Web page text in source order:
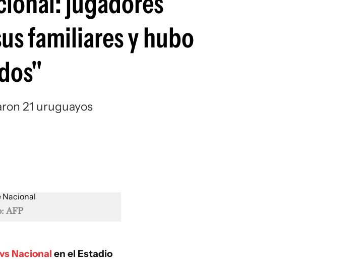
Siguenos en:
familiares y hubo
21 uruguayos
AFP
Nacional en el Estadio